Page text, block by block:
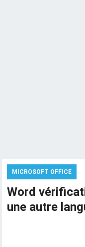
MICROSOFT OFFICE
Word
une autre